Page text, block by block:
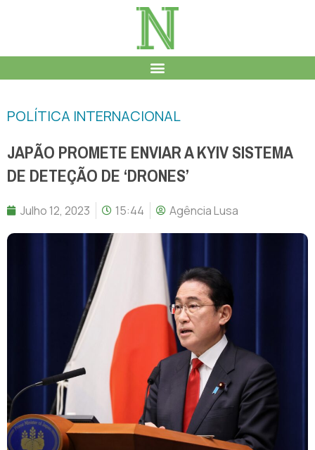
POLÍTICA INTERNACIONAL
JAPÃO PROMETE ENVIAR A KYIV SISTEMA
DE DETEÇÃO DE ‘DRONES’
Julho 12, 2023 15:44 Agência Lusa